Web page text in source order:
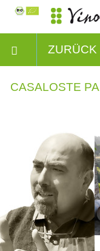
ZURÜCK
CASALOSTE